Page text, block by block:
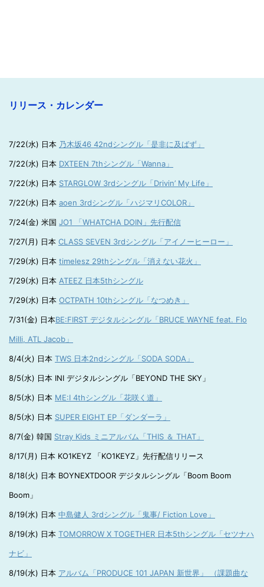
リリース・カレンダー
7/22(水) 日本 乃木坂46 42ndシングル「是非に及ばず」
7/22(水) 日本 DXTEEN 7thシングル「Wanna」
7/22(水) 日本 STARGLOW 3rdシングル「Drivin’ My Life」
7/22(水) 日本 aoen 3rdシングル「ハジマリCOLOR」
7/24(金) 米国 JO1 「WHATCHA DOIN」先行配信
7/27(月) 日本 CLASS SEVEN 3rdシングル「アイノーヒーロー」
7/29(水) 日本 timelesz 29thシングル「消えない花火」
7/29(水) 日本 ATEEZ 日本5thシングル
7/29(水) 日本 OCTPATH 10thシングル「なつめき」
7/31(金) 日本BE:FIRST デジタルシングル「BRUCE WAYNE feat. Flo
Milli, ATL Jacob」
8/4(火) 日本 TWS 日本2ndシングル「SODA SODA」
8/5(水) 日本 INI デジタルシングル「BEYOND THE SKY」
8/5(水) 日本 ME:I 4thシングル「花咲く道」
8/5(水) 日本 SUPER EIGHT EP「ダンダーラ」
8/7(金) 韓国 Stray Kids ミニアルバム「THIS ＆ THAT」
8/17(月) 日本 KO1KEYZ 「KO1KEYZ」先行配信リリース
8/18(火) 日本 BOYNEXTDOOR デジタルシングル「Boom Boom
Boom」
8/19(水) 日本 中島健人 3rdシングル「鬼事/ Fiction Love」
8/19(水) 日本 TOMORROW X TOGETHER 日本5thシングル「セツナハ
ナビ」
8/19(水) 日本 アルバム「PRODUCE 101 JAPAN 新世界」 （課題曲な